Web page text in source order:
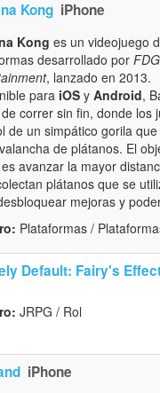
Kong iPhone
Kong es un videojuego
desarrollado porFDG
, lanzado en 2013.
para iOS yAndroid,
correr sin fin, donde los
de un simpático gorila
de plátanos. El
avanzar la mayor
plátanos que se
mejoras y
Plataformas /
Default: Fairy's
JRPG / Rol
iPhone